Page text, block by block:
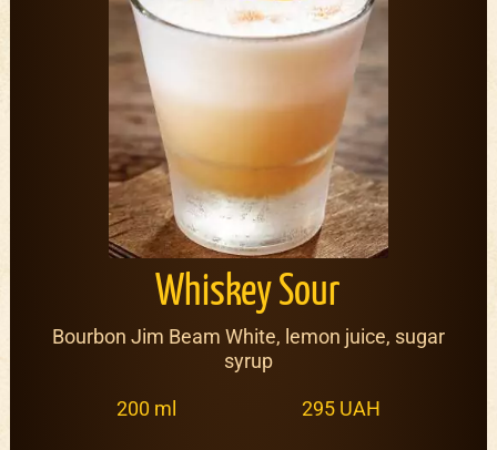
Whiskey Sour
Bourbon Jim Beam White, lemon juice, sugar
syrup
200 ml 295 UAH